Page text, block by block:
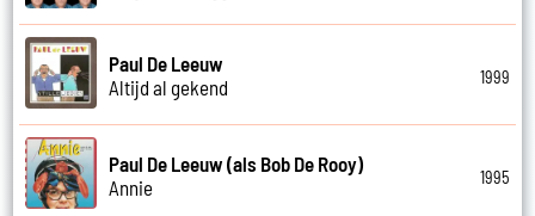
Paul De Leeuw
Altijd al gekend
1999
Paul De Leeuw (als Bob De Rooy)
Annie
1995